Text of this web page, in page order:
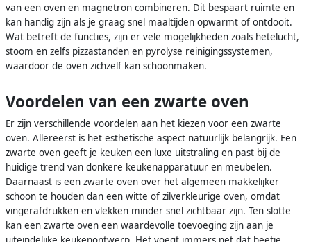
van een oven en magnetron combineren. Dit bespaart ruimte en
kan handig zijn als je graag snel maaltijden opwarmt of ontdooit.
Wat betreft de functies, zijn er vele mogelijkheden zoals hetelucht,
stoom en zelfs pizzastanden en pyrolyse reinigingssystemen,
waardoor de oven zichzelf kan schoonmaken.
Voordelen van een zwarte oven
Er zijn verschillende voordelen aan het kiezen voor een zwarte
oven. Allereerst is het esthetische aspect natuurlijk belangrijk. Een
zwarte oven geeft je keuken een luxe uitstraling en past bij de
huidige trend van donkere keukenapparatuur en meubelen.
Daarnaast is een zwarte oven over het algemeen makkelijker
schoon te houden dan een witte of zilverkleurige oven, omdat
vingerafdrukken en vlekken minder snel zichtbaar zijn. Ten slotte
kan een zwarte oven een waardevolle toevoeging zijn aan je